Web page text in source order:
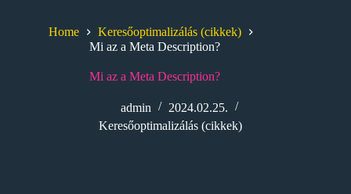
Home
Keresőoptimalizálás (cikkek)
Mi az a Meta Description?
Mi az a Meta Description?
admin
2024.02.25.
Keresőoptimalizálás (cikkek)